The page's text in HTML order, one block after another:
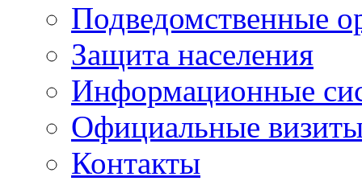
Подведомственные
Защита населения
Информационные
Официальные
Контакты